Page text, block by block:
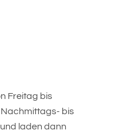
Freitag bis
Nachmittags- bis
laden dann